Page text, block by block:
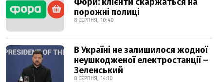
порожні полиці
8 СЕРПНЯ, 10:40
В Україні не залишилося жодної
неушкодженої електростанції –
Зеленський
8 СЕРПНЯ, 14:10